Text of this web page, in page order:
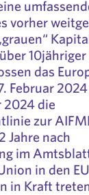
vorher
das
Februar
2024 die
zur
Jahre nach
im
in den
in Kraft